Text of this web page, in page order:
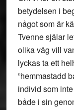
betydelsen i
något som är
Tvenne själar
olika väg vill
lyckas ta ett
”hemmastadd
individ som
både i sin